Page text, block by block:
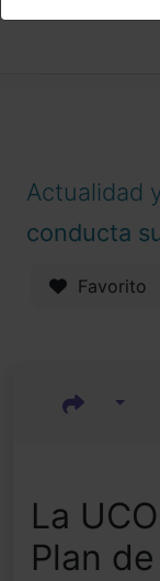
Actualidad
conducta
Favorito
La
Plan